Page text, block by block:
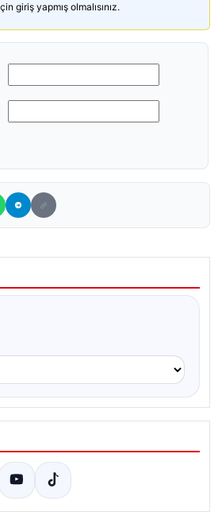
giriş yapmış olmalısınız.